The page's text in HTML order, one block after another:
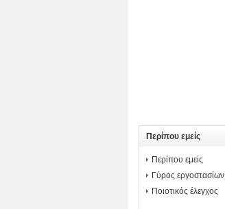
Περίπου εμείς
Περίπου εμείς
Γύρος εργοστασίων
Ποιοτικός έλεγχος